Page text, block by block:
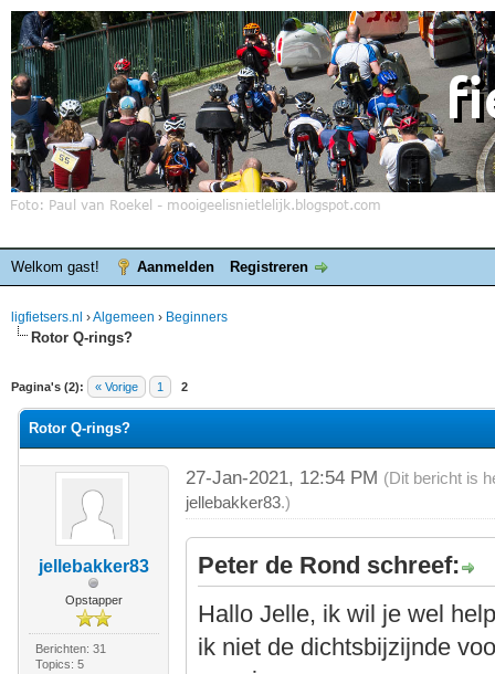
Welkom gast! Aanmelden Registreren
ligfietsers.nl ›Algemeen › Beginners
Rotor Q-rings?
Pagina's (2): « Vorige 1 2
waardering is 0
Rotor Q-rings?
jellebakker83
Opstapper
Berichten: 31
Topics: 5
27-Jan-2021, 12:54 PM (Dit bericht is
jellebakker83.)
Peter de Rond schreef:
Hallo Jelle, ik wil je wel
ik niet de dichtsbijzijnde